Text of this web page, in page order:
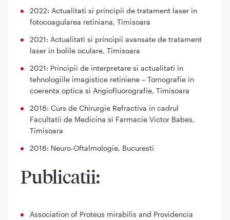
2022: Actualitati si principii de tratament laser in
fotocoagularea retiniana, Timisoara
2021: Actualitati si principii avansate de tratament
laser in bolile oculare, Timisoara
2021: Principii de interpretare si actualitati in
tehnologiile imagistice retiniene – Tomografie in
coerenta optica si Angiofluorografie, Timisoara
2018: Curs de Chirurgie Refractiva in cadrul
Facultatii de Medicina si Farmacie Victor Babes,
Timisoara
2018: Neuro-Oftalmologie, Bucuresti
Publicatii:
Association of Proteus mirabilis and Providencia